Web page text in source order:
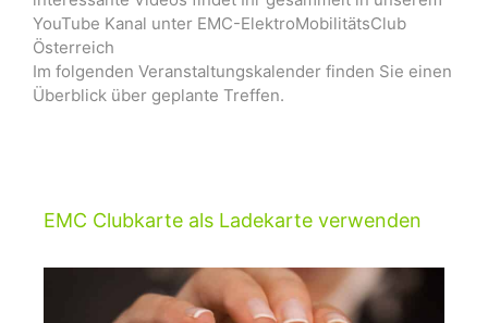
YouTube Kanal unter EMC-ElektroMobilitätsClub
Österreich
Im folgenden Veranstaltungskalender finden Sie einen
Überblick über geplante Treffen.
EMC Clubkarte als Ladekarte verwenden